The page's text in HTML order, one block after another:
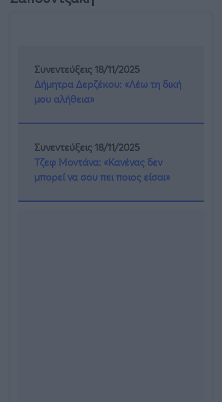
Συνεντεύξεις 18/11/2025
Δήμητρα Δερζέκου: «Λέω τη δική
μου αλήθεια»
Συνεντεύξεις 18/11/2025
Τζεφ Μοντάνα: «Κανένας δεν
μπορεί να σου πει ποιος είσαι»